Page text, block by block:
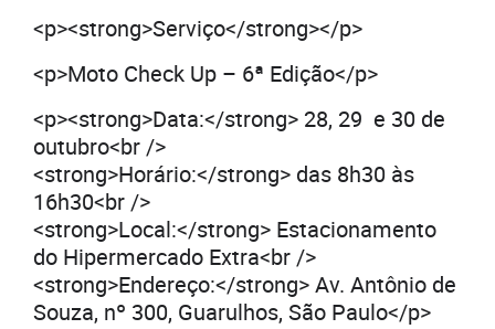
<p><strong>Serviço</strong></p>
<p>Moto Check Up – 6ª Edição</p>
<p><strong>Data:</strong> 28, 29 e 30 de
outubro<br />
<strong>Horário:</strong> das 8h30 às
16h30<br />
<strong>Local:</strong> Estacionamento
do Hipermercado Extra<br />
<strong>Endereço:</strong> Av. Antônio de
Souza, nº 300, Guarulhos, São Paulo</p>